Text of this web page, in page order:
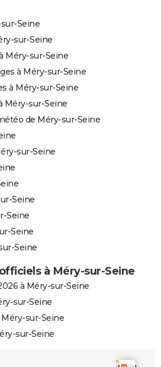
Seine
sur-Seine
Méry-sur-Seine
à Méry-sur-Seine
à Méry-sur-Seine
Méry-sur-Seine
de Méry-sur-Seine
sur-Seine
Seine
Seine
Seine
Seine
à Méry-sur-Seine
à Méry-sur-Seine
sur-Seine
sur-Seine
sur-Seine